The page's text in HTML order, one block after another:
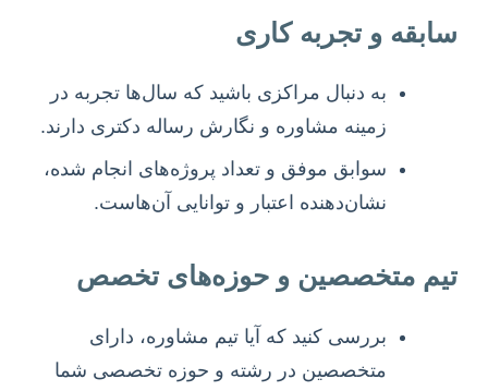
سابقه و تجربه کاری
به دنبال مراکزی باشید که سال‌ها تجربه در
زمینه مشاوره و نگارش رساله دکتری دارند.
سوابق موفق و تعداد پروژه‌های انجام شده،
نشان‌دهنده اعتبار و توانایی آن‌هاست.
تیم متخصصین و حوزه‌های تخصص
بررسی کنید که آیا تیم مشاوره، دارای
متخصصین در رشته و حوزه تخصصی شما